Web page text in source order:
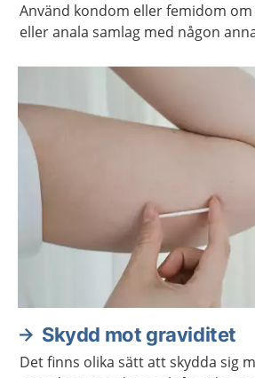
Använd kondom eller femidom
eller anala samlag med någon
Skydd mot graviditet
Det finns olika sätt att skydda sig